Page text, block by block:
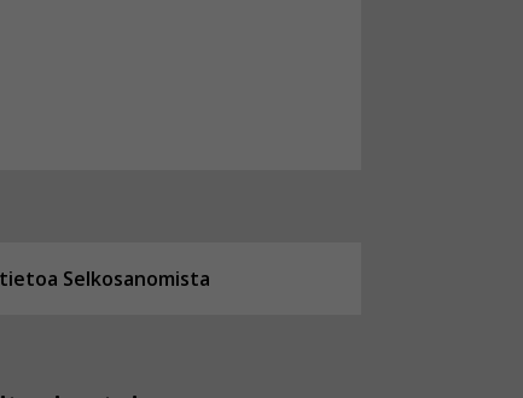
Selkosanomista